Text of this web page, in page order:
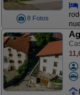
8 Fotos